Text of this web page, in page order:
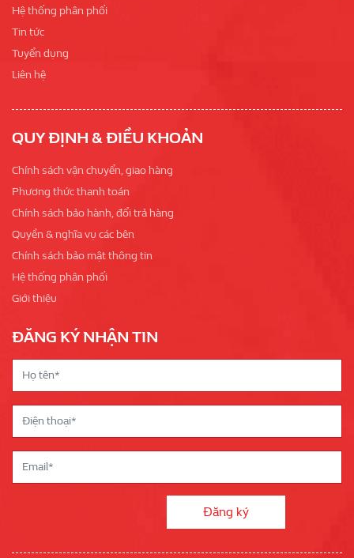
Hệ thống phân phối
Tin tức
Tuyển dụng
Liên hệ
QUY ĐỊNH & ĐIỀU KHOẢN
Chính sách vận chuyển, giao hàng
Phương thức thanh toán
Chính sách bảo hành, đổi trả hàng
Quyền & nghĩa vụ các bên
Chính sách bảo mật thông tin
Hệ thống phân phối
Giới thiệu
ĐĂNG KÝ NHẬN TIN